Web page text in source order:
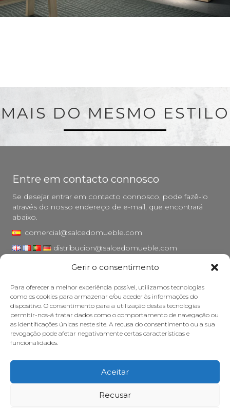
Gerir o consentimento
Para oferecer a melhor experiência possível, utilizamos tecnologias
como os cookies para armazenar e/ou aceder às informações do
dispositivo. O consentimento para a utilização destas tecnologias
permitir-nos-á tratar dados como o comportamento de navegação ou
as identificações únicas neste site. A recusa do consentimento ou a sua
revogação pode afetar negativamente certas características e
funcionalidades.
Aceitar
Recusar
MAIS DO MESMO ESTILO
Entre em contacto connosco
Se desejar entrar em contacto connosco, pode fazê-lo
através do nosso endereço de e-mail, que encontrará
abaixo.
comercial@salcedomueble.com
distribucion@salcedomueble.com
Rua Arturo San Juan, 1 - Viana, Navarra (31230)
Instagram
Aviso legal
Política de privacidade
Política de cookies
Subsídios